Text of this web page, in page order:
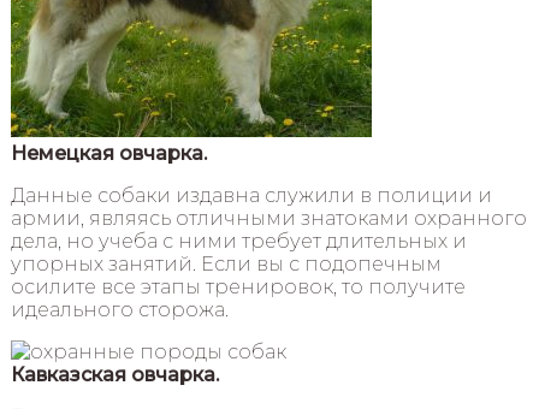
Немецкая овчарка.
Данные собаки издавна служили в полиции и
армии, являясь отличными знатоками охранного
дела, но учеба с ними требует длительных и
упорных занятий. Если вы с подопечным
осилите все этапы тренировок, то получите
идеального сторожа.
Кавказская овчарка.